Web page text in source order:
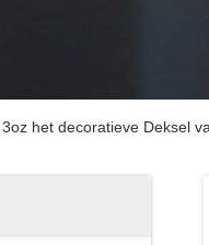
3oz het decoratieve Deksel